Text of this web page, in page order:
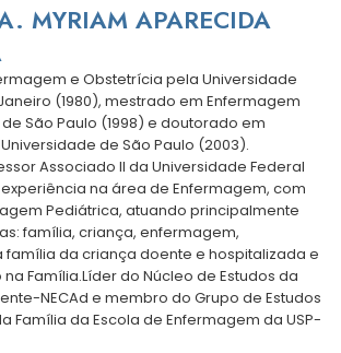
MYRIAM APARECIDA
e Obstetrícia pela Universidade
(1980), mestrado em Enfermagem
São Paulo (1998) e doutorado em
de São Paulo (2003).
Associado II da Universidade Federal
na área de Enfermagem, com
Pediátrica, atuando principalmente
família, criança, enfermagem,
da criança doente e hospitalizada e
Família.Líder do Núcleo de Estudos da
NECAd e membro do Grupo de Estudos
Família da Escola de Enfermagem da USP-